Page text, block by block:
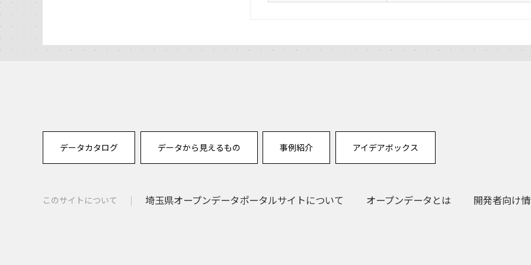
データカタログ データから見えるもの 事例紹介 アイデアボックス
このサイトについて 埼玉県オープンデータポータルサイトについて オープンデータとは 開発者向け